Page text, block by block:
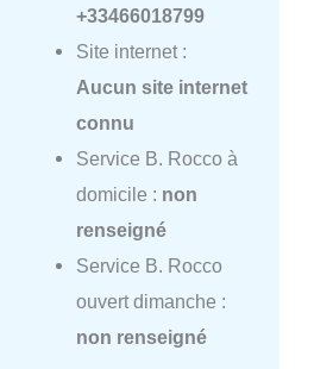
+33466018799
Site internet :
Aucun site internet
connu
Service B. Rocco à
domicile : non
renseigné
Service B. Rocco
ouvert dimanche :
non renseigné